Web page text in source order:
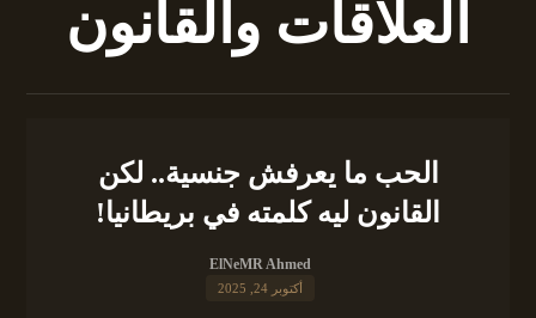
العلاقات والقانون
الحب ما يعرفش جنسية.. لكن
القانون ليه كلمته في بريطانيا!
ElNeMR Ahmed
أكتوبر 24, 2025